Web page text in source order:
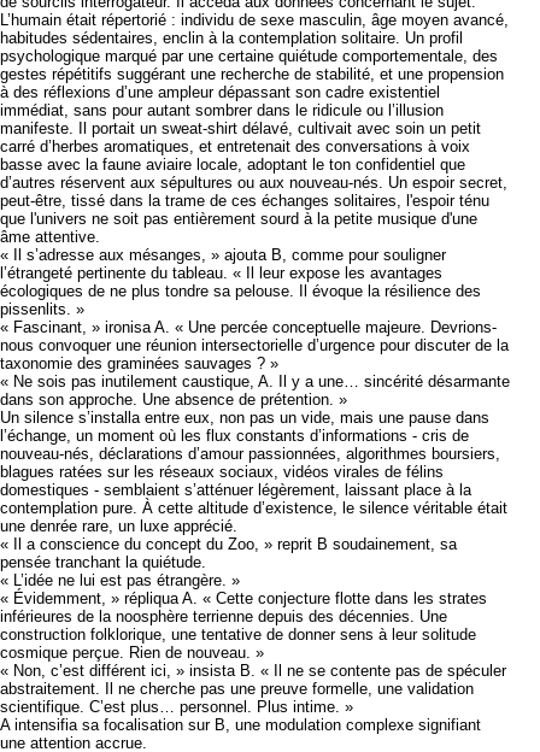
L’humain était répertorié : individu de sexe masculin, âge moyen avancé,
habitudes sédentaires, enclin à la contemplation solitaire. Un profil
psychologique marqué par une certaine quiétude comportementale, des
gestes répétitifs suggérant une recherche de stabilité, et une propension
à des réflexions d’une ampleur dépassant son cadre existentiel
immédiat, sans pour autant sombrer dans le ridicule ou l’illusion
manifeste. Il portait un sweat-shirt délavé, cultivait avec soin un petit
carré d’herbes aromatiques, et entretenait des conversations à voix
basse avec la faune aviaire locale, adoptant le ton confidentiel que
d’autres réservent aux sépultures ou aux nouveau-nés. Un espoir secret,
peut-être, tissé dans la trame de ces échanges solitaires, l'espoir ténu
que l'univers ne soit pas entièrement sourd à la petite musique d'une
âme attentive.
« Il s’adresse aux mésanges, » ajouta B, comme pour souligner
l’étrangeté pertinente du tableau. « Il leur expose les avantages
écologiques de ne plus tondre sa pelouse. Il évoque la résilience des
pissenlits. »
« Fascinant, » ironisa A. « Une percée conceptuelle majeure. Devrions-
nous convoquer une réunion intersectorielle d’urgence pour discuter de la
taxonomie des graminées sauvages ? »
« Ne sois pas inutilement caustique, A. Il y a une… sincérité désarmante
dans son approche. Une absence de prétention. »
Un silence s’installa entre eux, non pas un vide, mais une pause dans
l’échange, un moment où les flux constants d’informations - cris de
nouveau-nés, déclarations d’amour passionnées, algorithmes boursiers,
blagues ratées sur les réseaux sociaux, vidéos virales de félins
domestiques - semblaient s’atténuer légèrement, laissant place à la
contemplation pure. À cette altitude d’existence, le silence véritable était
une denrée rare, un luxe apprécié.
« Il a conscience du concept du Zoo, » reprit B soudainement, sa
pensée tranchant la quiétude.
« L’idée ne lui est pas étrangère. »
« Évidemment, » répliqua A. « Cette conjecture flotte dans les strates
inférieures de la noosphère terrienne depuis des décennies. Une
construction folklorique, une tentative de donner sens à leur solitude
cosmique perçue. Rien de nouveau. »
« Non, c’est différent ici, » insista B. « Il ne se contente pas de spéculer
abstraitement. Il ne cherche pas une preuve formelle, une validation
scientifique. C’est plus… personnel. Plus intime. »
A intensifia sa focalisation sur B, une modulation complexe signifiant
une attention accrue.